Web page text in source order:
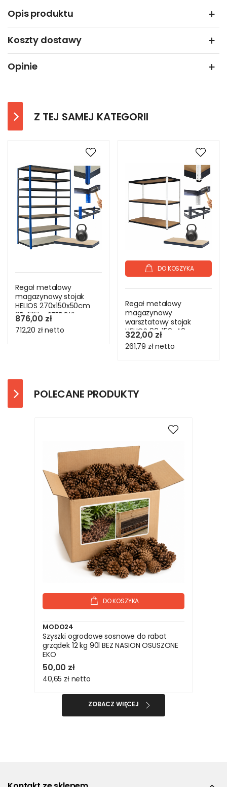
Opis produktu
Koszty dostawy
Opinie
Z TEJ SAMEJ KATEGORII
Regał metalowy
magazynowy stojak
HELIOS 270x150x50cm
8Px175kg SZEROKI
MOCNY
876,00 zł
712,20 złnetto
DO KOSZYKA
Regał metalowy
magazynowy
warsztatowy stojak
HELIOS 90x150x40cm
3Px175kg
322,00 zł
261,79 złnetto
POLECANE PRODUKTY
DO KOSZYKA
MODO24
Szyszki ogrodowe sosnowe do rabat
grządek 12 kg 90l BEZ NASION OSUSZONE
EKO
50,00 zł
40,65 zł netto
ZOBACZ WIĘCEJ